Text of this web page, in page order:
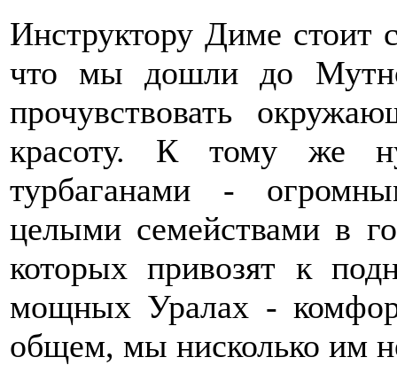
Инструктору Диме стоит
что мы дошли до
прочувствовать
красоту. К тому же
турбаганами -
целыми семействами в
которых привозят к
мощных Уралах -
общем, мы нисколько им